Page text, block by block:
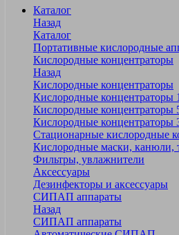
Каталог
Назад
Каталог
Портативные кислородные
Кислородные концентраторы
Назад
Кислородные концентраторы
Кислородные концентраторы
Кислородные концентраторы
Кислородные концентраторы
Стационарные кислородные
Кислородные маски, канюли,
Фильтры, увлажнители
Аксессуары
Дезинфекторы и аксессуары
СИПАП аппараты
Назад
СИПАП аппараты